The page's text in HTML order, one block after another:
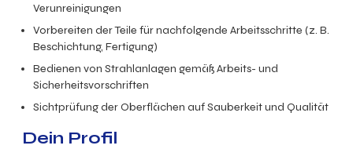
Verunreinigungen
Vorbereiten der Teile für nachfolgende Arbeitsschritte (z. B.
Beschichtung, Fertigung)
Bedienen von Strahlanlagen gemäß Arbeits- und
Sicherheitsvorschriften
Sichtprüfung der Oberflächen auf Sauberkeit und Qualität
Dein Profil